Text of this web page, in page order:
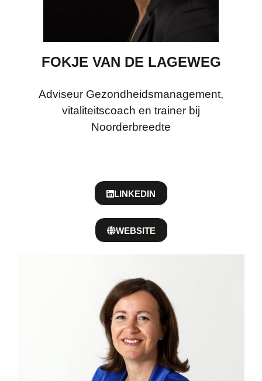
FOKJE VAN DE LAGEWEG
Adviseur Gezondheidsmanagement,
vitaliteitscoach en trainer bij
Noorderbreedte
LINKEDIN
WEBSITE